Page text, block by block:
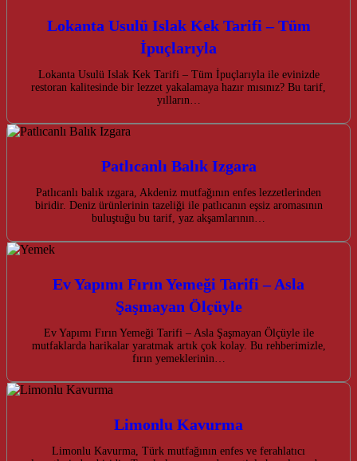
Lokanta Usulü Islak Kek Tarifi – Tüm
İpuçlarıyla
Lokanta Usulü Islak Kek Tarifi – Tüm İpuçlarıyla ile evinizde
restoran kalitesinde bir lezzet yakalamaya hazır mısınız? Bu tarif,
yılların…
Patlıcanlı Balık Izgara
Patlıcanlı balık ızgara, Akdeniz mutfağının enfes lezzetlerinden
biridir. Deniz ürünlerinin tazeliği ile patlıcanın eşsiz aromasının
buluştuğu bu tarif, yaz akşamlarının…
Ev Yapımı Fırın Yemeği Tarifi – Asla
Şaşmayan Ölçüyle
Ev Yapımı Fırın Yemeği Tarifi – Asla Şaşmayan Ölçüyle ile
mutfaklarda harikalar yaratmak artık çok kolay. Bu rehberimizle,
fırın yemeklerinin…
Limonlu Kavurma
Limonlu Kavurma, Türk mutfağının enfes ve ferahlatıcı